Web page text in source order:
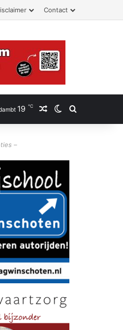
Contact
19 ℃ Willekeurig artikel
Switch skin
Zoeken
–